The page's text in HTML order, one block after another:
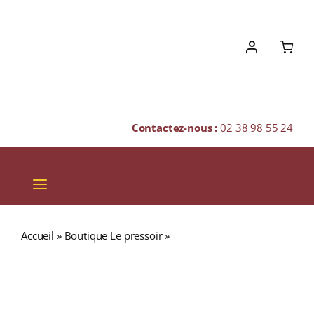
Contactez-nous :02 38 98 55 24
Toggle
Navigation
SPIRITUEUX
Accueil » Boutique Le pressoir»